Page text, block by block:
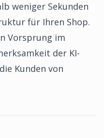
weniger Sekunden
für Ihren Shop.
Vorsprung im
der KI-
Kunden von